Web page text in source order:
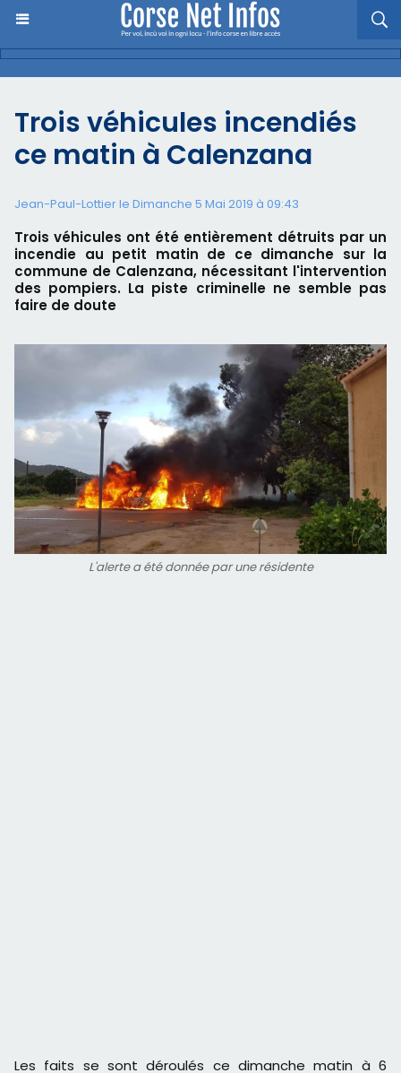
Trois véhicules incendiés
ce matin à Calenzana
Jean-Paul-Lottier le Dimanche 5 Mai 2019 à 09:43
Trois véhicules ont été entièrement détruits par un
incendie au petit matin de ce dimanche sur la
commune de Calenzana, nécessitant l'intervention
des pompiers. La piste criminelle ne semble pas
faire de doute
L'alerte a été donnée par une résidente
Les faits se sont déroulés ce dimanche matin à 6